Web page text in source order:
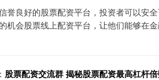
誉良好的股票配资平台，投资者可以安
机会股票线上配资平台，让他们能够在金
股票配资交流群 揭秘股票配资最高杠杆